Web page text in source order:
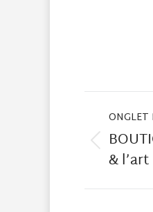
deONGLET
Onglet
précédent
& l’art